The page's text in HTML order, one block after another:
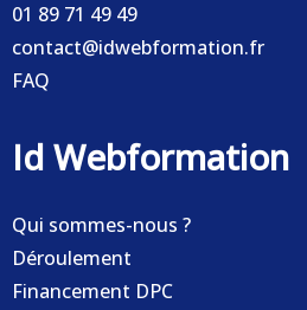
01 89 71 49 49
contact@idwebformation.fr
FAQ
Id Webformation
Qui sommes-nous ?
Déroulement
Financement DPC